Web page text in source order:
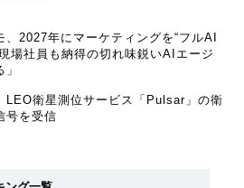
、2027年にマーケティングを“フルAI
場社員も納得の切れ味鋭いAIエージ
LEO衛星測位サービス「Pulsar」の衛
号を受信